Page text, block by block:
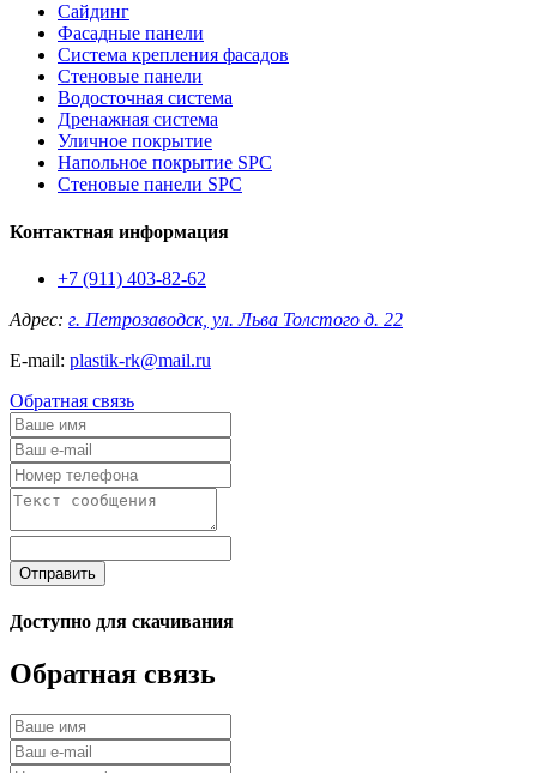
Сайдинг
Фасадные панели
Система крепления фасадов
Стеновые панели
Водосточная система
Дренажная система
Уличное покрытие
Напольное покрытие SPC
Стеновые панели SPC
Контактная информация
+7 (911) 403-82-62
Адрес: г. Петрозаводск, ул. Льва Толстого д. 22
E-mail: plastik-rk@mail.ru
Обратная связь
Отправить
Доступно для скачивания
Обратная связь